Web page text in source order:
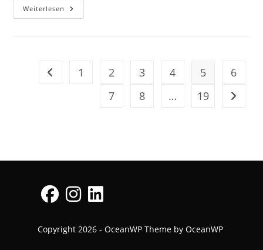
Weiterlesen SDG
To
Innovation
Infrastruktur“
Gehe zur vorherigen Seite
1 2 3 4 5
6
7
8 … 19 Gehe
in
in
in
Copyright 2026 - OceanWP Theme by OceanWP